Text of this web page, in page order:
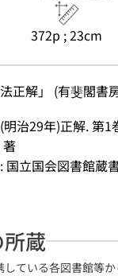
372p ; 23cm
法正解」 (有斐閣書
明治29年)正解. 第
著
国立国会図書館蔵書
蔵
ている各図書館等